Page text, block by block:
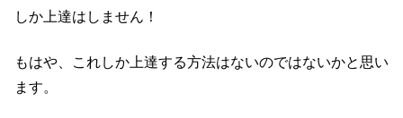
しか上達はしません！
もはや、これしか上達する方法はないのではないかと思い
ます。